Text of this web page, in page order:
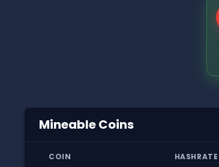
Mineable Coins
COIN HASHRATE